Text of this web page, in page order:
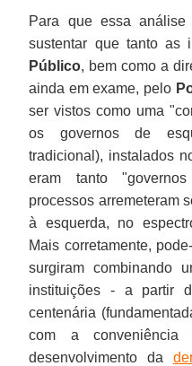
Para que essa
sustentar que tanto as
Público, bem como a
ainda em exame, pelo
ser vistos como uma
os governos de
tradicional), instalados
eram tanto
processos arremeteram
à esquerda, no
Mais corretamente,
surgiram combinando
instituições - a partir
centenária
com a
desenvolvimento da